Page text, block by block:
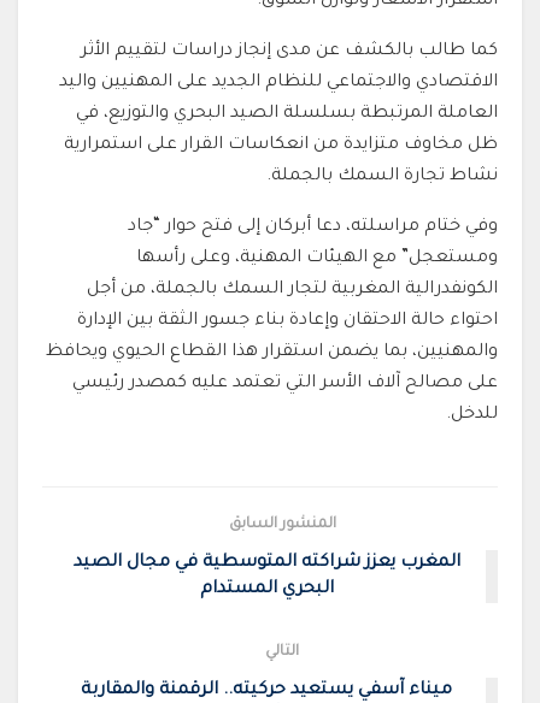
كما طالب بالكشف عن مدى إنجاز دراسات لتقييم الأثر
الاقتصادي والاجتماعي للنظام الجديد على المهنيين واليد
العاملة المرتبطة بسلسلة الصيد البحري والتوزيع، في
ظل مخاوف متزايدة من انعكاسات القرار على استمرارية
نشاط تجارة السمك بالجملة.
وفي ختام مراسلته، دعا أبركان إلى فتح حوار “جاد
ومستعجل” مع الهيئات المهنية، وعلى رأسها
الكونفدرالية المغربية لتجار السمك بالجملة، من أجل
احتواء حالة الاحتقان وإعادة بناء جسور الثقة بين الإدارة
والمهنيين، بما يضمن استقرار هذا القطاع الحيوي ويحافظ
على مصالح آلاف الأسر التي تعتمد عليه كمصدر رئيسي
للدخل.
المنشور السابق
المغرب يعزز شراكته المتوسطية في مجال الصيد
البحري المستدام
التالي
ميناء آسفي يستعيد حركيته.. الرقمنة والمقاربة